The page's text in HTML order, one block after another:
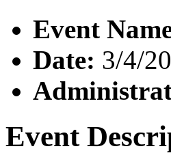
Event
Date: 3/4/
Event